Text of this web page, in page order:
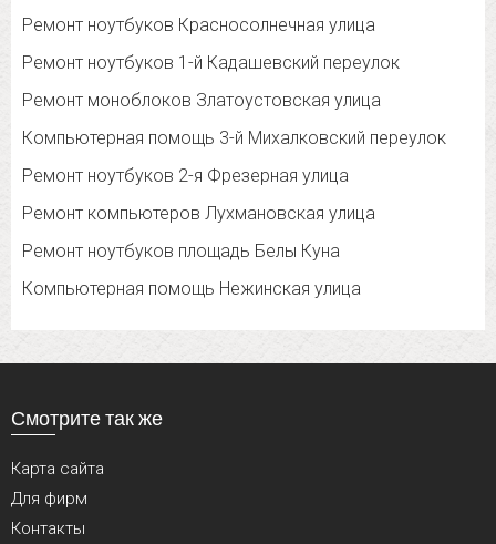
Ремонт ноутбуков Красносолнечная улица
Ремонт ноутбуков 1-й Кадашевский переулок
Ремонт моноблоков Златоустовская улица
Компьютерная помощь 3-й Михалковский переулок
Ремонт ноутбуков 2-я Фрезерная улица
Ремонт компьютеров Лухмановская улица
Ремонт ноутбуков площадь Белы Куна
Компьютерная помощь Нежинская улица
Смотрите так же
Карта сайта
Для фирм
Контакты